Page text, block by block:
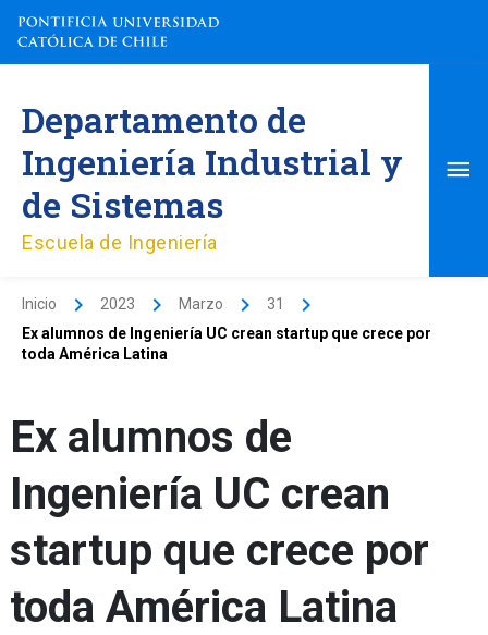
contenido
Departamento de
Ingeniería Industrial y
de Sistemas
Escuela de Ingeniería
Inicio 2023 Marzo
31
Ex alumnos de Ingeniería UC crean startup que crece por
toda América Latina
Ex alumnos de
Ingeniería UC crean
startup que crece por
toda América Latina